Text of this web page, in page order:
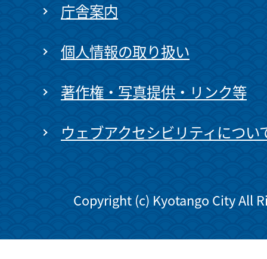
庁舎案内
個人情報の取り扱い
著作権・写真提供・リンク等
ウェブアクセシビリティについ
Copyright (c) Kyotango City All